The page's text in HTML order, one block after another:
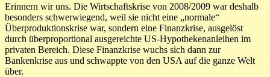
Erinnern wir uns. Die Wirtschaftskrise von 2008/2009 war deshalb
besonders schwerwiegend, weil sie nicht eine „normale“
Überproduktionskrise war, sondern eine Finanzkrise, ausgelöst
durch überproportional ausgereichte US-Hypothekenanleihen im
privaten Bereich. Diese Finanzkrise wuchs sich dann zur
Bankenkrise aus und schwappte von den USA auf die ganze Welt
über.